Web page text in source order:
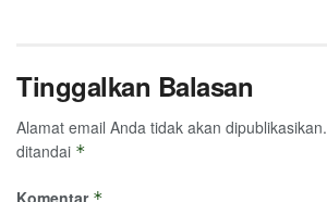
Tinggalkan Balasan
Alamat email Anda tidak akan dipublikasikan.
ditandai *
Komentar